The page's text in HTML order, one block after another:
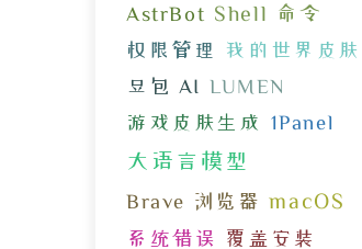
AstrBot Shell 命令
权限管理
我的世界皮肤
豆包 AI
LUMEN
游戏皮肤生成
1Panel
大语言模型
Brave 浏览器 macOS
系统错误 覆盖安装